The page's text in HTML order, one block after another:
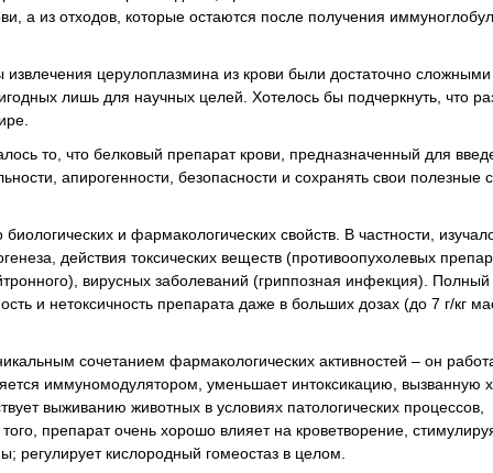
а из отходов, которые остаются после получения
церулоплазмина из крови были достаточно
лишь для научных целей. Хотелось бы подчеркнуть, что
то, что белковый препарат крови, предназначенный для
апирогенности, безопасности и сохранять свои полезные
и фармакологических свойств. В частности,
действия токсических веществ (противоопухолевых
вирусных заболеваний (гриппозная инфекция). Полный
и нетоксичность препарата даже в больших дозах (до 7 г/кг
сочетанием фармакологических активностей – он
иммуномодулятором, уменьшает интоксикацию, вызванную
выживанию животных в условиях патологических процессов,
препарат очень хорошо влияет на кроветворение,
регулирует кислородный гомеостаз в целом.